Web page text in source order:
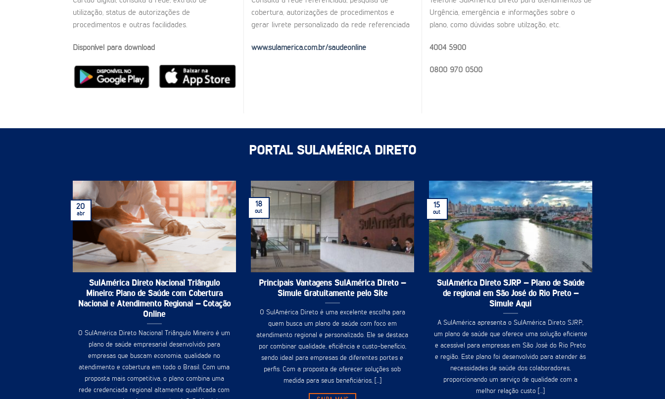
Cartão digital, consulta a rede, extrato de
utilização, status de autorizações de
Disponível para download
Consulta a rede referenciada, pesquisa de
cobertura, autorizações de procedimentos e
Telefone SulAmérica Direto para atendimentos de
Urgência, emergência e informações sobre o
SulAmérica Direto Nacional Triângulo
Mineiro: Plano de Saúde com Cobertura
Online
O SulAmérica Direto Nacional Triângulo Mineiro é um
plano de saúde empresarial desenvolvido para
atendimento e cobertura em todo o Brasil. Com uma
proposta mais competitiva, o plano combina uma
20
Principais Vantagens SulAmérica Direto –
Simule Gratuitamente pelo Site
O SulAmérica Direto é uma excelente escolha para
quem busca um plano de saúde com foco em
atendimento regional e personalizado. Ele se destaca
por combinar qualidade, eficiência e custo-benefício,
sendo ideal para empresas de diferentes portes e
perfis. Com a proposta de oferecer soluções sob
medida para seus beneficiários, [...]
18
out
SulAmérica Direto SJRP – Plano de Saúde
de regional em São José do Rio Preto –
Simule Aqui
A SulAmérica apresenta o SulAmérica Direto SJRP,
um plano de saúde que oferece uma solução eficiente
e acessível para empresas em São José do Rio Preto
necessidades de saúde dos colaboradores,
proporcionando um serviço de qualidade com a
15
out